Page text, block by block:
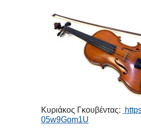
Κυριάκος Γκουβέντας:
05w9Gom1U